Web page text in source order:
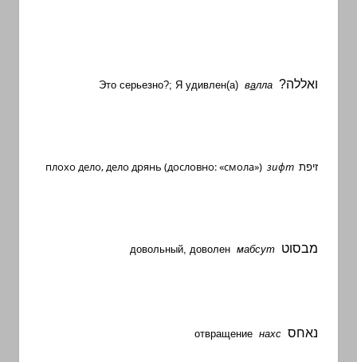
ואללה? Это серьезно?; Я удивлен(а) валла
плохо дело, дело дрянь (дословно: «смола») зифт זיפת
מבסוט довольный, доволен мабсут
נאחס отвращение нахс